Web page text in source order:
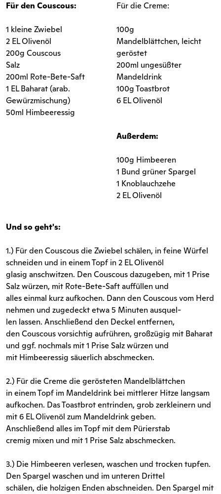
Für den Couscous:
1 kleine Zwiebel
2 EL Olivenöl
200g Couscous
Salz
200ml Rote-Bete-Saft
1 EL Baharat (arab.
Gewürzmischung)
50ml Himbeeressig
Für die Creme:
100g
Mandelblättchen, leicht
geröstet
200ml ungesüßter
Mandeldrink
100g Toastbrot
6 EL Olivenöl
Außerdem:
100g Himbeeren
1 Bund grüner Spargel
1 Knoblauchzehe
2 EL Olivenöl
Und so geht's:
1.) Für den Couscous die Zwiebel schälen, in feine Würfel
schneiden und in einem Topf in 2 EL Olivenöl
glasig anschwitzen. Den Couscous dazugeben, mit 1 Prise
Salz würzen, mit Rote-Bete-Saft auffüllen und
alles einmal kurz aufkochen. Dann den Couscous vom Herd
nehmen und zugedeckt etwa 5 Minuten ausquel-
len lassen. Anschließend den Deckel entfernen,
den Couscous vorsichtig aufrühren, großzügig mit Baharat
und ggf. nochmals mit 1 Prise Salz würzen und
mit Himbeeressig säuerlich abschmecken.
2.) Für die Creme die gerösteten Mandelblättchen
in einem Topf im Mandeldrink bei mittlerer Hitze langsam
aufkochen. Das Toastbrot entrinden, grob zerkleinern und
mit 6 EL Olivenöl zum Mandeldrink geben.
Anschließend alles im Topf mit dem Pürierstab
cremig mixen und mit 1 Prise Salz abschmecken.
3.) Die Himbeeren verlesen, waschen und trocken tupfen.
Den Spargel waschen und im unteren Drittel
schälen, die holzigen Enden abschneiden. Den Spargel mit